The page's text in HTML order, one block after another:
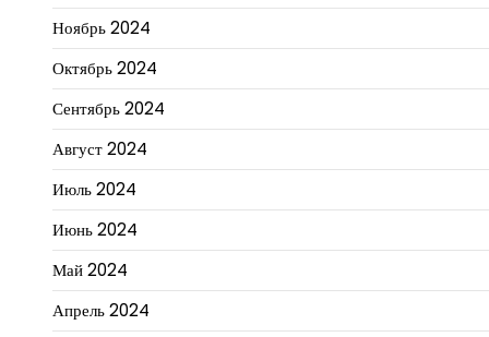
Ноябрь 2024
Октябрь 2024
Сентябрь 2024
Август 2024
Июль 2024
Июнь 2024
Май 2024
Апрель 2024